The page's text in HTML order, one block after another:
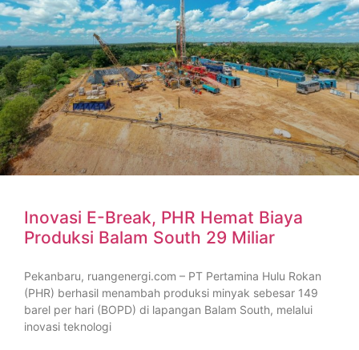
Inovasi E-Break, PHR Hemat Biaya
Produksi Balam South 29 Miliar
Pekanbaru, ruangenergi.com – PT Pertamina Hulu Rokan
(PHR) berhasil menambah produksi minyak sebesar 149
barel per hari (BOPD) di lapangan Balam South, melalui
inovasi teknologi